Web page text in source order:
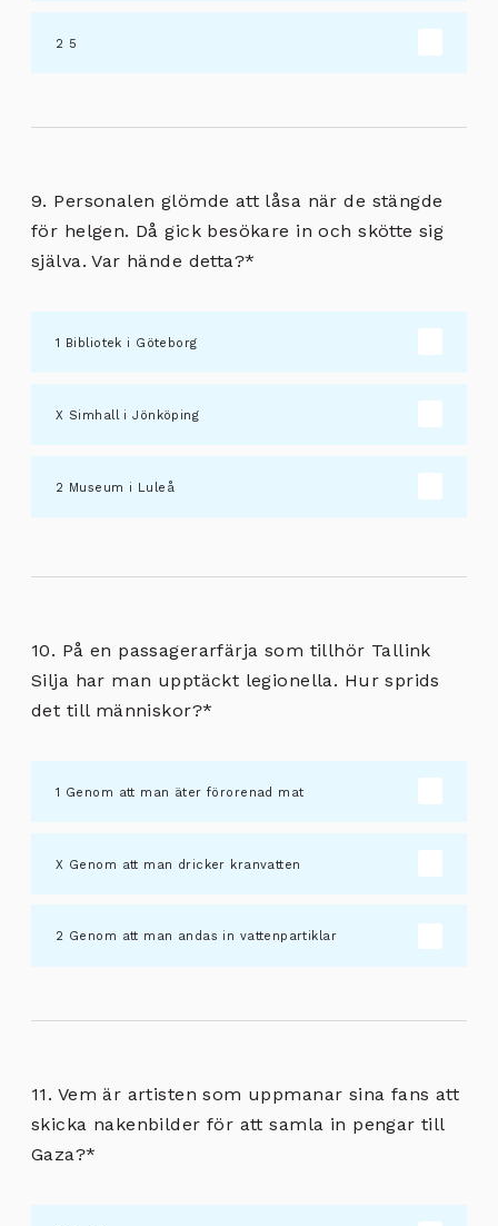
5
9. Personalen glömde att låsa när de stängde
för helgen. Då gick besökare in och skötte sig
själva. Var hände detta?*
Bibliotek i Göteborg
Simhall i Jönköping
Museum i Luleå
10. På en passagerarfärja som tillhör Tallink
Silja har man upptäckt legionella. Hur sprids
det till människor?*
Genom att man äter förorenad mat
Genom att man dricker kranvatten
Genom att man andas in vattenpartiklar
11. Vem är artisten som uppmanar sina fans att
skicka nakenbilder för att samla in pengar till
Gaza?*